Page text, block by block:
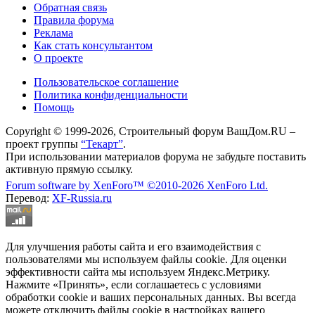
Обратная связь
Правила форума
Реклама
Как стать консультантом
О проекте
Пользовательское соглашение
Политика конфиденциальности
Помощь
Copyright © 1999-2026, Строительный форум ВашДом.RU –
проект группы “Текарт”.
При использовании материалов форума не забудьте поставить
активную прямую ссылку.
Forum software by XenForo™ ©2010-2026 XenForo Ltd.
Перевод: XF-Russia.ru
Для улучшения работы сайта и его взаимодействия с
пользователями мы используем файлы cookie. Для оценки
эффективности сайта мы используем Яндекс.Метрику.
Нажмите «Принять», если соглашаетесь с условиями
обработки cookie и ваших персональных данных. Вы всегда
можете отключить файлы cookie в настройках вашего